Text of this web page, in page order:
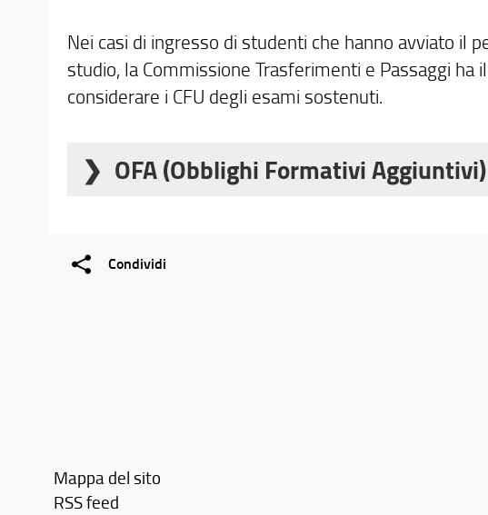
Nei casi di ingresso di studenti che hanno avviato il
studio, la Commissione Trasferimenti e Passaggi ha
considerare i CFU degli esami sostenuti.
OFA (Obblighi Formativi Aggiuntivi)
bando nei quesiti di matematica, verranno
Condividi
Mappa del sito
RSS feed